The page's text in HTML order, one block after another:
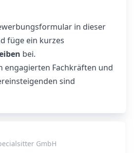
in dieser
füge ein kurzes
bei.
engagierten Fachkräften und
sind
GmbH